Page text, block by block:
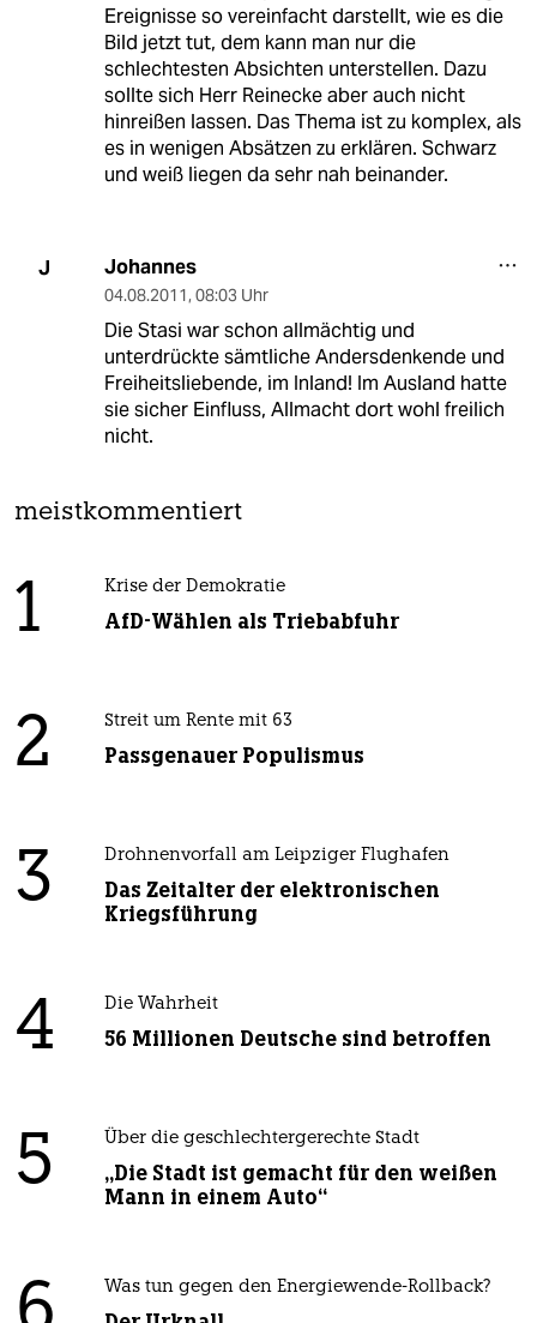
Ereignisse so vereinfacht darstellt, wie es die
Bild jetzt tut, dem kann man nur die
schlechtesten Absichten unterstellen. Dazu
sollte sich Herr Reinecke aber auch nicht
hinreißen lassen. Das Thema ist zu komplex, als
es in wenigen Absätzen zu erklären. Schwarz
und weiß liegen da sehr nah beinander.
J Johannes
04.08.2011, 08:03 Uhr
Die Stasi war schon allmächtig und
unterdrückte sämtliche Andersdenkende und
Freiheitsliebende, im Inland! Im Ausland hatte
sie sicher Einfluss, Allmacht dort wohl freilich
nicht.
meistkommentiert
1 Krise der Demokratie
AfD-Wählen als Triebabfuhr
2 Streit um Rente mit 63
Passgenauer Populismus
3 Drohnenvorfall am Leipziger Flughafen
Das Zeitalter der elektronischen
Kriegsführung
4 Die Wahrheit
56 Millionen Deutsche sind betroffen
5 Über die geschlechtergerechte Stadt
„Die Stadt ist gemacht für den weißen
Mann in einem Auto“
Was tun gegen den Energiewende-Rollback?